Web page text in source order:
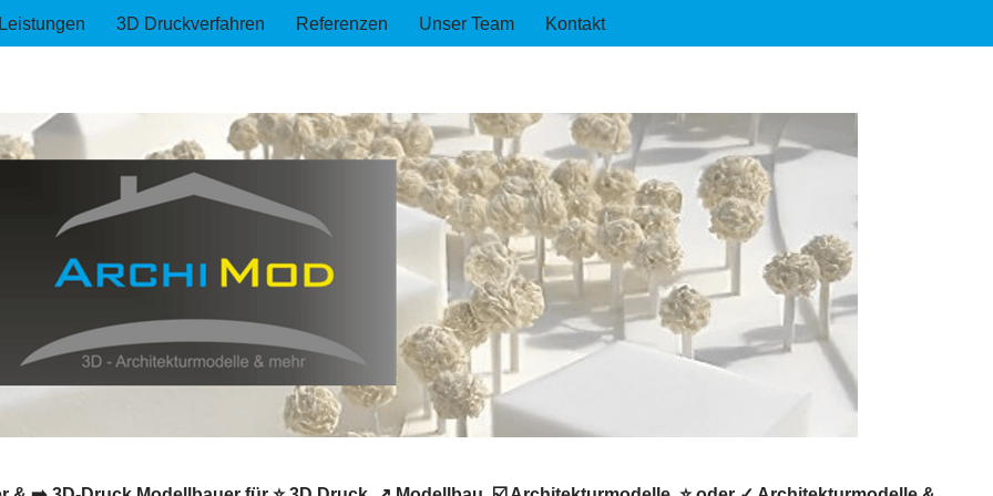
Leistungen 3D Druckverfahren Referenzen Unser Team Kontakt